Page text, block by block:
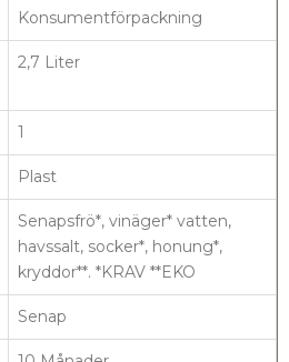
Konsumentförpackning
2,7 Liter
1
Plast
Senapsfrö*, vinäger* vatten,
havssalt, socker*, honung*,
kryddor**. *KRAV **EKO
Senap